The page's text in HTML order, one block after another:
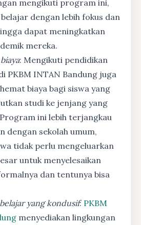
mengikuti program ini,
dengan lebih fokus dan
dapat meningkatkan
mereka.
: Mengikuti pendidikan
PKBM INTAN Bandung juga
biaya bagi siswa yang
studi ke jenjang yang
ini lebih terjangkau
dengan sekolah umum,
tidak perlu mengeluarkan
untuk menyelesaikan
dan tentunya bisa
yang kondusif: PKBM
menyediakan lingkungan